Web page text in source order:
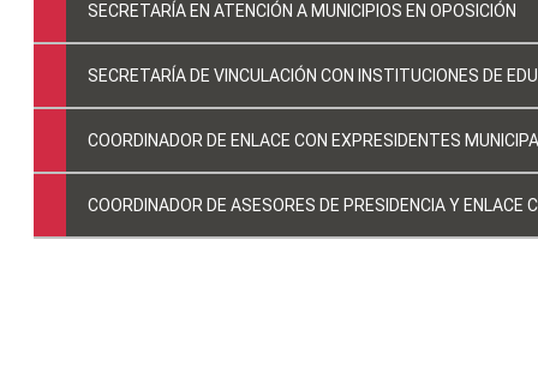
SECRETARÍA EN ATENCIÓN A MUNICIPIOS EN OPOSICIÓN
SECRETARÍA DE VINCULACIÓN CON INSTITUCIONES DE
COORDINADOR DE ENLACE CON EXPRESIDENTES
COORDINADOR DE ASESORES DE PRESIDENCIA Y ENLACE